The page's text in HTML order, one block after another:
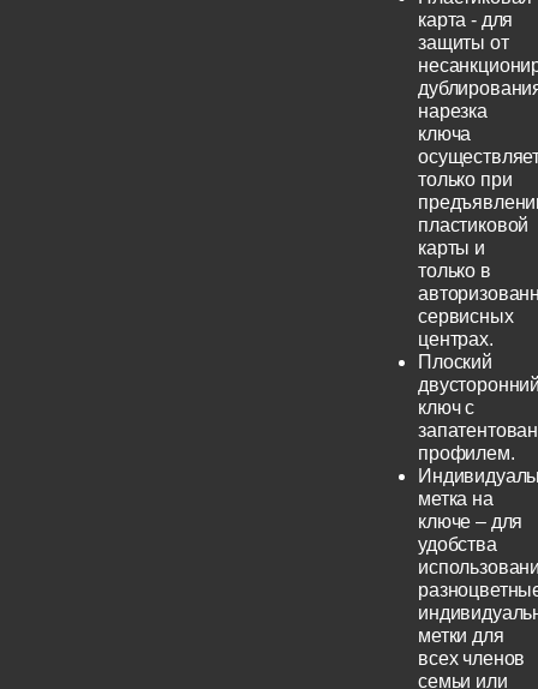
карта - для
защиты от
нарезка
ключа
только при
пластиковой
карты и
только в
сервисных
центрах.
Плоский
ключ с
профилем.
метка на
ключе – для
удобства
метки для
всех членов
семьи или